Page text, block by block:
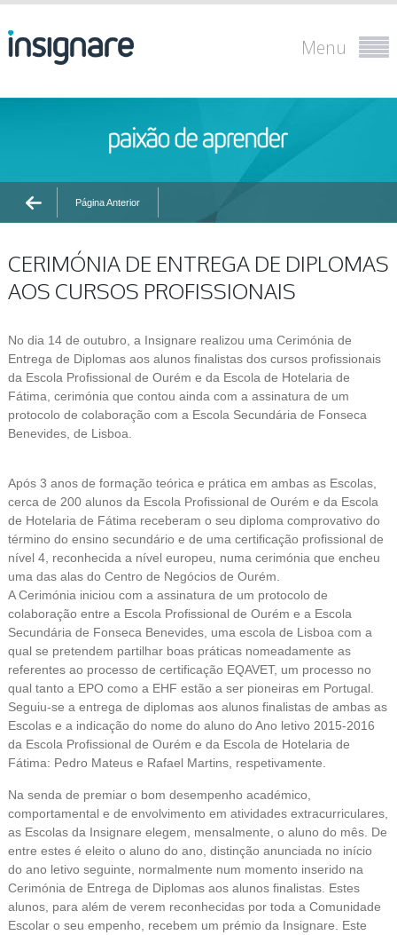
Menu
Página Anterior
CERIMÓNIA DE ENTREGA DE DIPLOMAS
AOS CURSOS PROFISSIONAIS
No dia 14 de outubro, a Insignare realizou uma Cerimónia de
Entrega de Diplomas aos alunos finalistas dos cursos profissionais
da Escola Profissional de Ourém e da Escola de Hotelaria de
Fátima, cerimónia que contou ainda com a assinatura de um
protocolo de colaboração com a Escola Secundária de Fonseca
Benevides, de Lisboa.
Após 3 anos de formação teórica e prática em ambas as Escolas,
cerca de 200 alunos da Escola Profissional de Ourém e da Escola
de Hotelaria de Fátima receberam o seu diploma comprovativo do
término do ensino secundário e de uma certificação profissional de
nível 4, reconhecida a nível europeu, numa cerimónia que encheu
uma das alas do Centro de Negócios de Ourém.
A Cerimónia iniciou com a assinatura de um protocolo de
colaboração entre a Escola Profissional de Ourém e a Escola
Secundária de Fonseca Benevides, uma escola de Lisboa com a
qual se pretendem partilhar boas práticas nomeadamente as
referentes ao processo de certificação EQAVET, um processo no
qual tanto a EPO como a EHF estão a ser pioneiras em Portugal.
Seguiu-se a entrega de diplomas aos alunos finalistas de ambas as
Escolas e a indicação do nome do aluno do Ano letivo 2015-2016
da Escola Profissional de Ourém e da Escola de Hotelaria de
Fátima: Pedro Mateus e Rafael Martins, respetivamente.
Na senda de premiar o bom desempenho académico,
comportamental e de envolvimento em atividades extracurriculares,
as Escolas da Insignare elegem, mensalmente, o aluno do mês. De
entre estes é eleito o aluno do ano, distinção anunciada no início
do ano letivo seguinte, normalmente num momento inserido na
Cerimónia de Entrega de Diplomas aos alunos finalistas. Estes
alunos, para além de verem reconhecidas por toda a Comunidade
Escolar o seu empenho, recebem um prémio da Insignare. Este